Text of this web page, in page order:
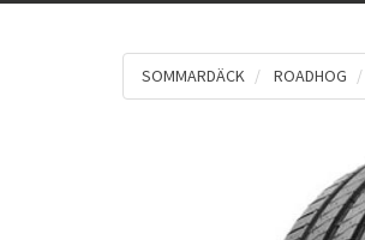
SOMMARDÄCK ROADHOG